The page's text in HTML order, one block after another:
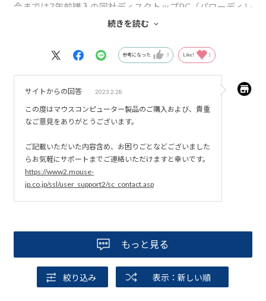
今までは7年前購入の同社ディスクトップPC（パワーディレ
そのディスクトップPCよりはるかにスペックが高い
編集処理がとても遅くて困惑しております。
特に遅いのが動画の分割（トリミング）でして
10秒～20秒ほど待たされます。
ノートPCでの動画編集とは
高い買い物だっただけに
続きを読む
参考になった 3 Like! 1
サイトからの回答 2023.2.28
この度はマウスコンピューター製品のご購入および、貴重
なご意見をありがとうございます。
ご記載いただいた内容含め、お困りごとなどございました
らお気軽にサポートまでご連絡いただけますと幸いです。
https://www2.mouse-
jp.co.jp/ssl/user_support2/sc_contact.asp
もっと見る
絞り込み 表示：新しい順